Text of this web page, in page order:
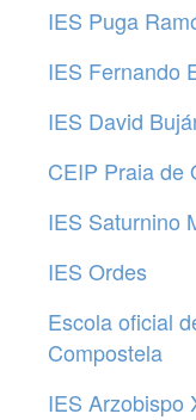
IES Puga
IES Fernando
IES David
CEIP Praia de
IES Saturnino
IES Ordes
Escola oficial
Compostela
IES Arzobispo